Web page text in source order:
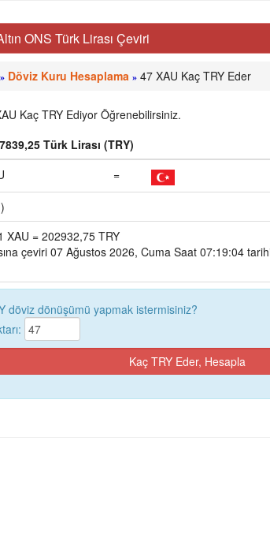
ONS Türk Lirası Çeviri
» Döviz Kuru Hesaplama » 47 XAU Kaç TRY Eder
Kaç TRY Ediyor Öğrenebilirsiniz.
Türk Lirası (TRY)
=
XAU = 202932,75 TRY
çeviri 07 Ağustos 2026, Cuma Saat 07:19:04
döviz dönüşümü yapmak istermisiniz?